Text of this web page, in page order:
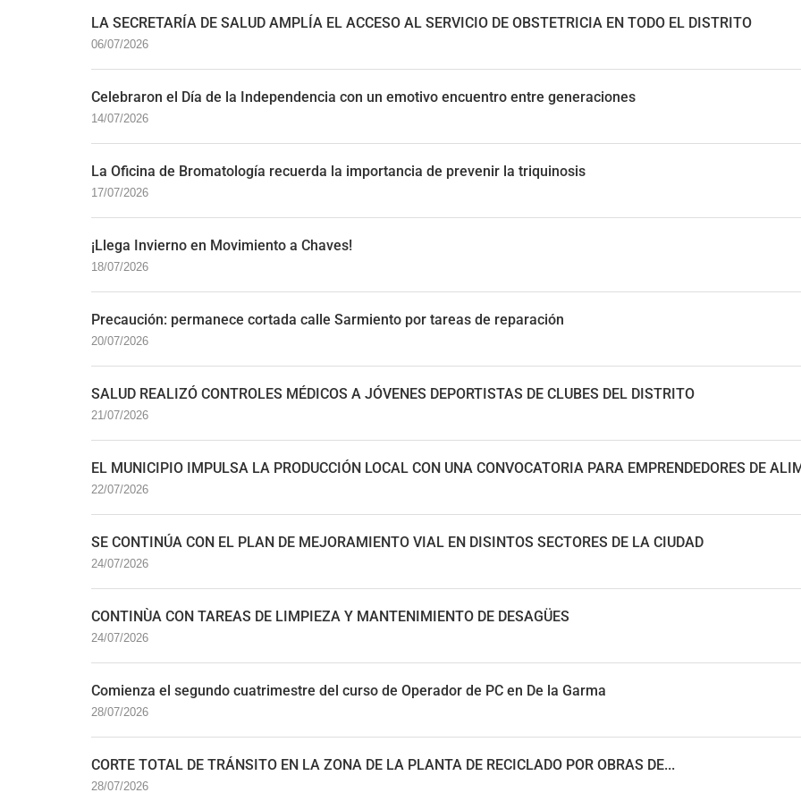
LA SECRETARÍA DE SALUD AMPLÍA EL ACCESO AL SERVICIO DE OBSTETRICIA EN TODO EL DISTRITO
06/07/2026
Celebraron el Día de la Independencia con un emotivo encuentro entre generaciones
14/07/2026
La Oficina de Bromatología recuerda la importancia de prevenir la triquinosis
17/07/2026
¡Llega Invierno en Movimiento a Chaves!
18/07/2026
Precaución: permanece cortada calle Sarmiento por tareas de reparación
20/07/2026
SALUD REALIZÓ CONTROLES MÉDICOS A JÓVENES DEPORTISTAS DE CLUBES DEL DISTRITO
21/07/2026
EL MUNICIPIO IMPULSA LA PRODUCCIÓN LOCAL CON UNA CONVOCATORIA PARA EMPRENDEDORES DE
22/07/2026
SE CONTINÚA CON EL PLAN DE MEJORAMIENTO VIAL EN DISINTOS SECTORES DE LA CIUDAD
24/07/2026
CONTINÙA CON TAREAS DE LIMPIEZA Y MANTENIMIENTO DE DESAGÜES
24/07/2026
Comienza el segundo cuatrimestre del curso de Operador de PC en De la Garma
28/07/2026
CORTE TOTAL DE TRÁNSITO EN LA ZONA DE LA PLANTA DE RECICLADO POR OBRAS DE...
28/07/2026